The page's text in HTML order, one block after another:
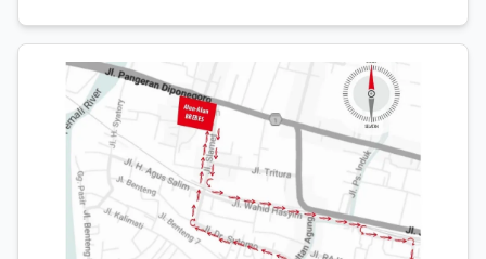
hektare.